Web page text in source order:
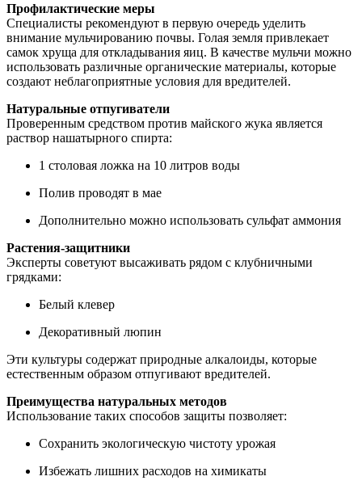
Профилактические меры
Специалисты рекомендуют в первую очередь уделить
внимание мульчированию почвы. Голая земля привлекает
самок хруща для откладывания яиц. В качестве мульчи можно
использовать различные органические материалы, которые
создают неблагоприятные условия для вредителей.
Натуральные отпугиватели
Проверенным средством против майского жука является
раствор нашатырного спирта:
1 столовая ложка на 10 литров воды
Полив проводят в мае
Дополнительно можно использовать сульфат аммония
Растения-защитники
Эксперты советуют высаживать рядом с клубничными
грядками:
Белый клевер
Декоративный люпин
Эти культуры содержат природные алкалоиды, которые
естественным образом отпугивают вредителей.
Преимущества натуральных методов
Использование таких способов защиты позволяет:
Сохранить экологическую чистоту урожая
Избежать лишних расходов на химикаты